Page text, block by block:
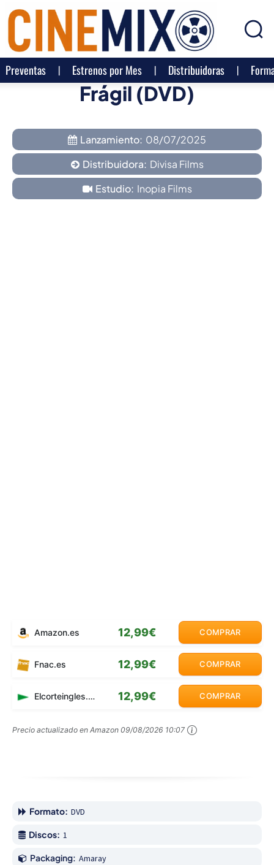
Preventas Estrenos por Mes Distribuidoras
Frágil (DVD)
Lanzamiento: 08/07/2025
Distribuidora: Divisa Films
Estudio: Inopia Films
Amazon.es 12,99€ COMPRAR
Fnac.es 12,99€ COMPRAR
Elcorteingles.es 12,99€ COMPRAR
Precio actualizado en Amazon 09/08/2026 10:07
Formato: DVD
Discos: 1
Packaging: Amaray